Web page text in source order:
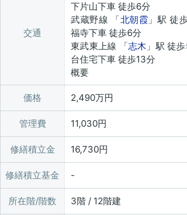
交通
下片山下車 徒歩6分
武蔵野線 「北朝霞 」駅 徒
福寺下車 徒歩6分
東武東上線 「志木 」駅 徒
台住宅下車 徒歩13分
概要
価格 2,490万円
管理費 11,030円
修繕積立金 16,730円
修繕積立基金
所在階/階数 3階 / 12階建